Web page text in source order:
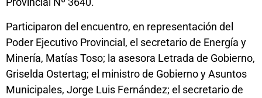
Participaron del encuentro, en representación del
Poder Ejecutivo Provincial, el secretario de Energía y
Minería, Matías Toso; la asesora Letrada de Gobierno,
Griselda Ostertag; el ministro de Gobierno y Asuntos
Municipales, Jorge Luis Fernández; el secretario de